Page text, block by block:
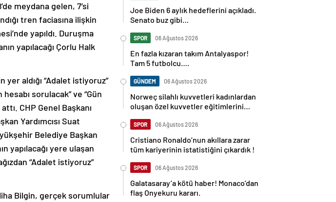
meydana gelen, 7’si
tren faciasına ilişkin
yapıldı. Duruşma
yapılacağı Çorlu Halk
aldığı “Adalet istiyoruz”
sorulacak” ve “Gün
CHP Genel Başkanı
Yardımcısı Suat
Belediye Başkan
yapılacağı yere ulaşan
“Adalet istiyoruz”
Bilgin, gerçek sorumlular
Joe Biden 6 aylık hedeflerini açıkladı.
Senato buz gibi…
SPOR 06 Ağustos 2026
En fazla kızaran takım Antalyaspor!
Tam 5 futbolcu….
GÜNDEM 06 Ağustos 2026
Norweç silahlı kuvvetleri kadınlardan
oluşan özel kuvvetler eğitimlerini
SPOR 06 Ağustos 2026
Cristiano Ronaldo’nun akıllara zarar
tüm kariyerinin istatistiğini çıkardık !
SPOR 06 Ağustos 2026
Galatasaray’a kötü haber! Monaco’dan
flaş Onyekuru kararı.